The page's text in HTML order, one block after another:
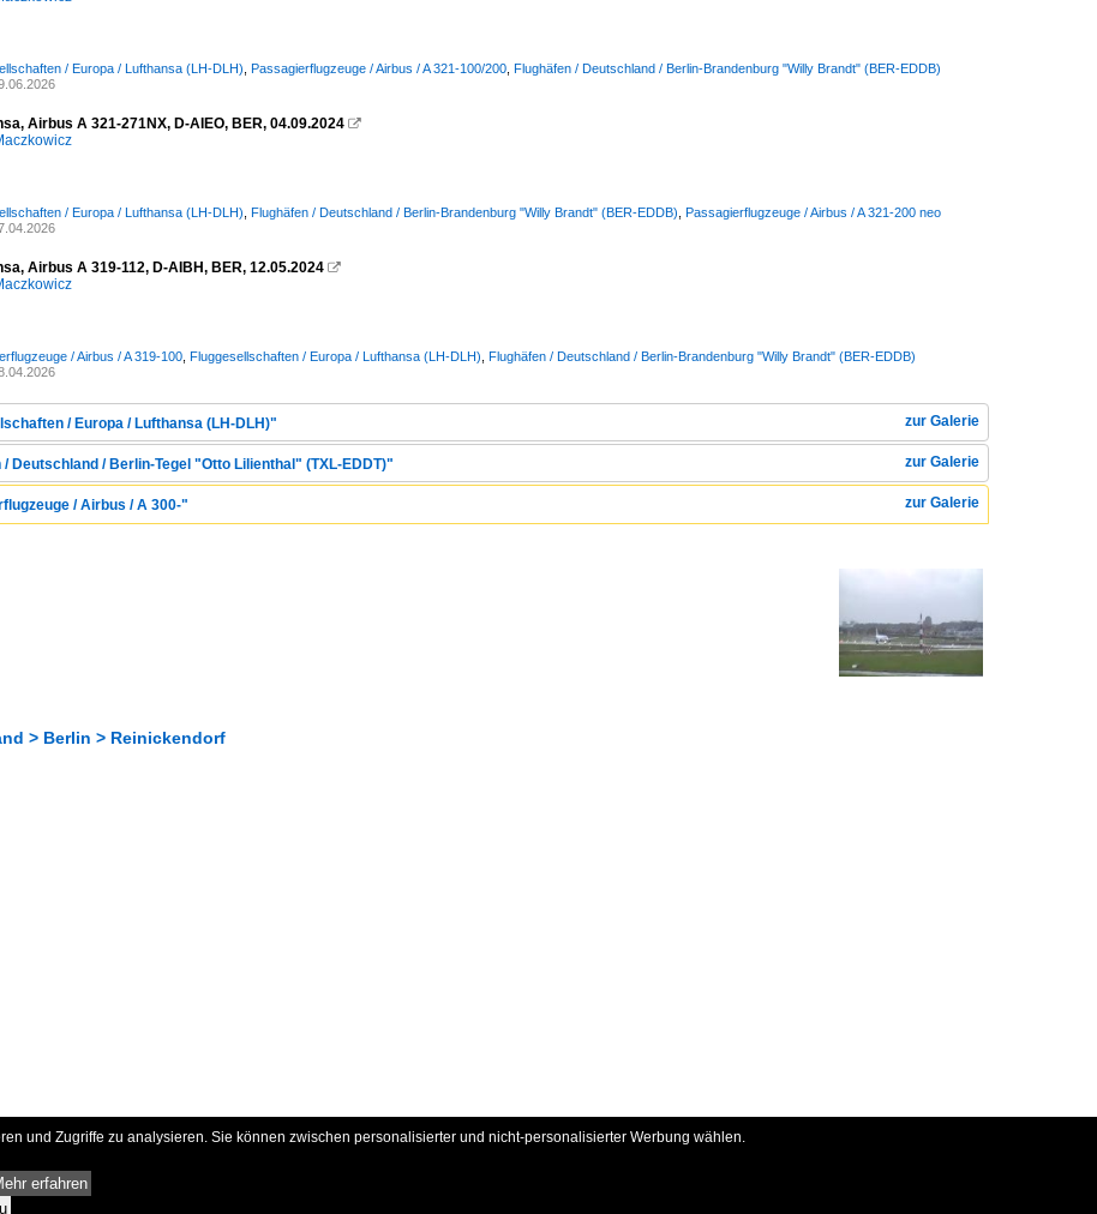
/ Europa / Lufthansa (LH-DLH) Passagierflugzeuge / Airbus / A 321-100/200 Flughäfen / Deutschland / Berlin-Brandenburg "Willy Brandt" (BER-EDDB)
Airbus A 321-271NX, D-AIEO, BER, 04.09.2024 
/ Europa / Lufthansa (LH-DLH) Flughäfen / Deutschland / Berlin-Brandenburg "Willy Brandt" (BER-EDDB) Passagierflugzeuge / Airbus / A 321-200 neo
Airbus A 319-112, D-AIBH, BER, 12.05.2024 
/ Airbus / A 319-100 Fluggesellschaften / Europa / Lufthansa (LH-DLH) Flughäfen / Deutschland / Berlin-Brandenburg "Willy Brandt" (BER-EDDB)
zur Galerie
/ Europa / Lufthansa (LH-DLH)"
zur Galerie
Deutschland / Berlin-Tegel "Otto Lilienthal" (TXL-EDDT)"
zur Galerie
/ Airbus / A 300-"
> Berlin > Reinickendorf
und Zugriffe zu analysieren. Sie können zwischen personalisierter und nicht-personalisierter Werbung wählen.
erfahren